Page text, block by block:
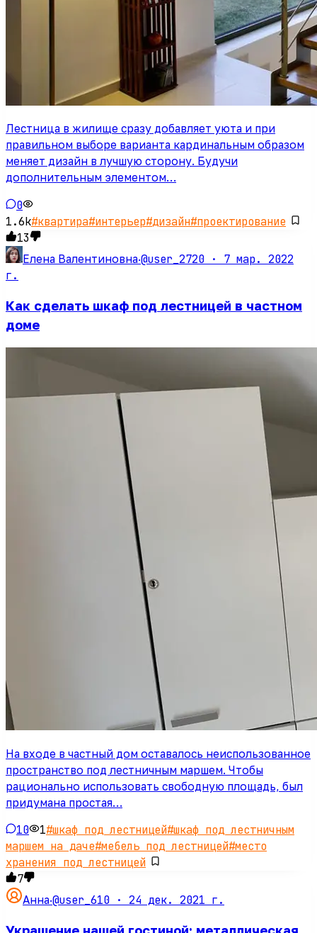
Лестница в жилище сразу добавляет уюта и при
правильном выборе варианта кардинальным образом
меняет дизайн в лучшую сторону. Будучи
дополнительным элементом…
0
1.6k#квартира#интерьер#дизайн#проектирование
13
Елена Валентиновна·@user_2720 · 7 мар. 2022
г.
Как сделать шкаф под лестницей в частном
доме
На входе в частный дом оставалось неиспользованное
пространство под лестничным маршем. Чтобы
рационально использовать свободную площадь, был
придумана простая…
10 1#шкаф под лестницей#шкаф под лестничным
маршем на даче#мебель под лестницей#место
хранения под лестницей
7
Анна·@user_610 · 24 дек. 2021 г.